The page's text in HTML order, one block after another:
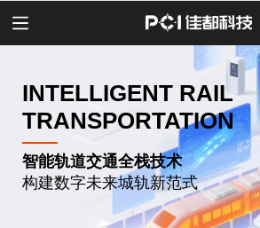
INTELLIGENT RAIL
TRANSPORTATION
智能轨道交通全栈技术
构建数字未来城轨新范式